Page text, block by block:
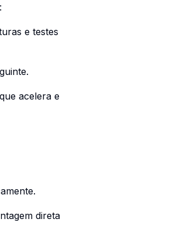
e testes
acelera e
direta